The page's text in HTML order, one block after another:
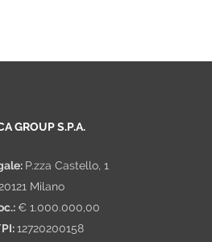
GROUP S.P.A.
P.zza Castello, 1
20121 Milano
€ 1.000.000,00
12720200158